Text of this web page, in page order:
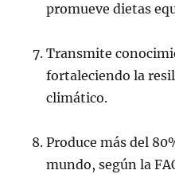
promueve dietas
Transmite
fortaleciendo la
climático.
Produce más del
mundo, según la